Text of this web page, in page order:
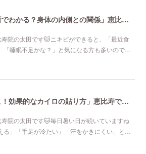
「ニキビができる場所でわかる？身体の内側との関係」恵比寿で口コミNo 1美容鍼灸ならmeilong
院の太田です🐱ニキビができると、「最近食
「睡眠不足かな？」と気になる方も多いので…
「代謝アップならここ！効果的なカイロの貼り方」恵比寿で口コミNo 1美容鍼灸ならmeilong
院の太田です🐱毎日暑い日が続いていますね
る」「手足が冷たい」「汗をかきにくい」と…